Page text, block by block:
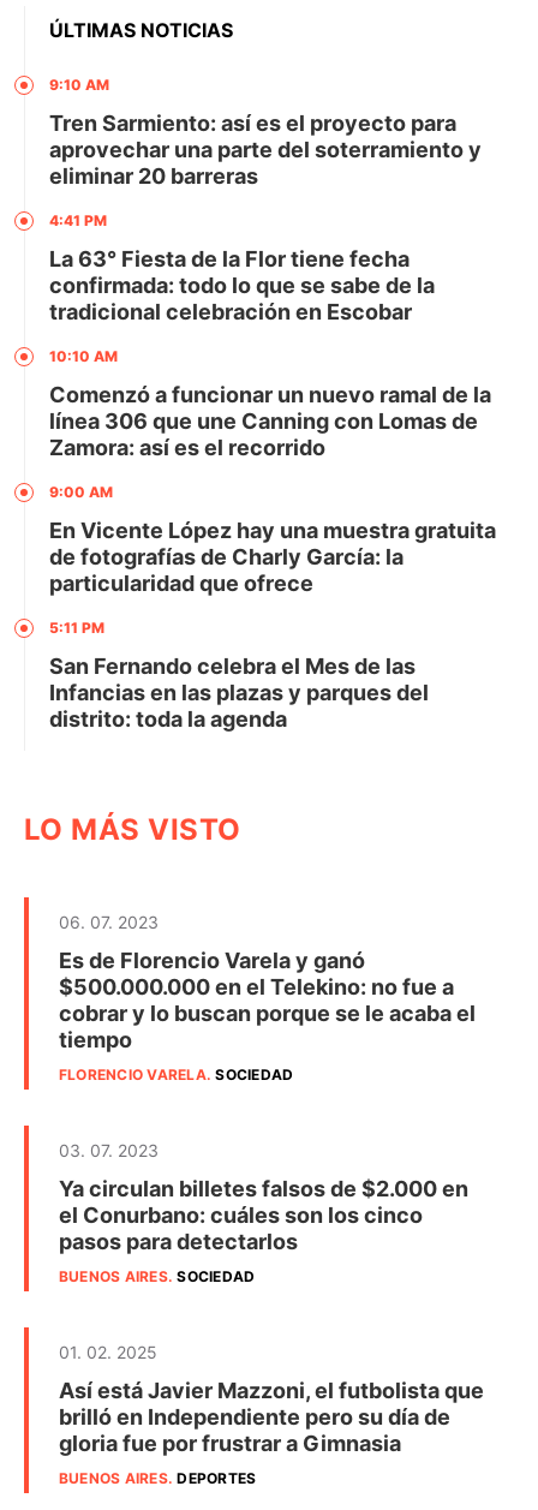
ÚLTIMAS NOTICIAS
9:10 AM
Tren Sarmiento: así es el proyecto para
aprovechar una parte del soterramiento y
eliminar 20 barreras
4:41 PM
La 63° Fiesta de la Flor tiene fecha
confirmada: todo lo que se sabe de la
tradicional celebración en Escobar
10:10 AM
Comenzó a funcionar un nuevo ramal de la
línea 306 que une Canning con Lomas de
Zamora: así es el recorrido
9:00 AM
En Vicente López hay una muestra gratuita
de fotografías de Charly García: la
particularidad que ofrece
5:11 PM
San Fernando celebra el Mes de las
Infancias en las plazas y parques del
distrito: toda la agenda
LO MÁS VISTO
06. 07. 2023
Es de Florencio Varela y ganó
$500.000.000 en el Telekino: no fue a
cobrar y lo buscan porque se le acaba el
tiempo
FLORENCIO VARELA.SOCIEDAD
03. 07. 2023
Ya circulan billetes falsos de $2.000 en
el Conurbano: cuáles son los cinco
pasos para detectarlos
BUENOS AIRES.SOCIEDAD
01. 02. 2025
Así está Javier Mazzoni, el futbolista que
brilló en Independiente pero su día de
gloria fue por frustrar a Gimnasia
BUENOS AIRES.DEPORTES